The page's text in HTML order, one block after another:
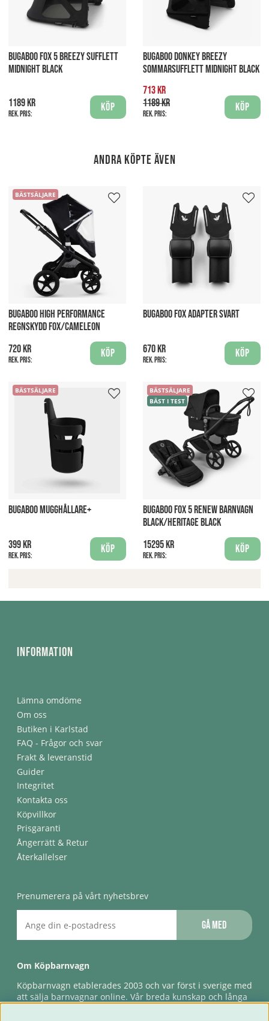
BUGABOO FOX 5 BREEZY SUFFLETT
MIDNIGHT BLACK
1189 kr
Rek. pris:
Köp
BUGABOO DONKEY BREEZY
SOMMARSUFFLETT MIDNIGHT BLACK
713 kr
1189 kr
Rek. pris:
Köp
Andra köpte även
BÄSTSÄLJARE
BUGABOO HIGH PERFORMANCE
REGNSKYDD FOX/CAMELEON
720 kr
Rek. pris:
Köp
BUGABOO FOX ADAPTER SVART
670 kr
Rek. pris:
Köp
BÄSTSÄLJARE
BUGABOO MUGGHÅLLARE+
399 kr
Rek. pris:
Köp
BÄSTSÄLJARE
BÄST I TEST
BUGABOO FOX 5 RENEW BARNVAGN
BLACK/HERITAGE BLACK
15295 kr
Rek. pris:
Köp
Information
Lämna omdöme
Om oss
Butiken i Karlstad
FAQ - Frågor och svar
Frakt & leveranstid
Guider
Integritet
Kontakta oss
Köpvillkor
Prisgaranti
Ångerrätt & Retur
Återkallelser
Prenumerera på vårt nyhetsbrev
Gå med
Om Köpbarnvagn
Köpbarnvagn etablerades 2003 och var först i sverige med
att sälja barnvagnar online. Vår breda kunskap och långa